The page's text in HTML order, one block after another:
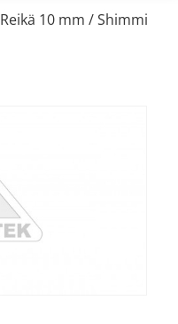
Reikä 10 mm / Shimmi